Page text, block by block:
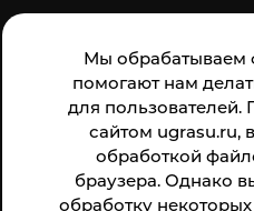
Мы обрабатываем
помогают нам
для пользователей.
сайтом ugrasu.ru,
обработкой
браузера. Однако
обработку